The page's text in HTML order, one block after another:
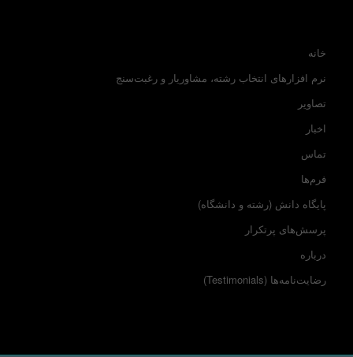
خانه
نرم افزارهای انتخاب رشته، مشاوریار و رغبت‌سنج
تصاویر
اخبار
تماس
فرم‌ها
پایگاه دانش (رشته و دانشگاه)
پرسش‌های پرتکرار
درباره
رضایت‌نامه‌ها (Testimonials)